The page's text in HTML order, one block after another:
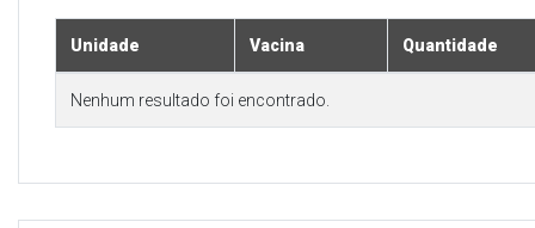
Unidade Vacina Quantidade
Nenhum resultado foi encontrado.